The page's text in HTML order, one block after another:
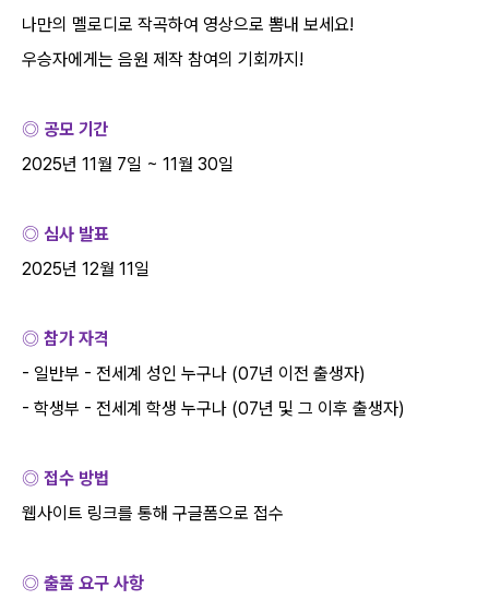
나만의 멜로디로 작곡하여 영상으로 뽐내 보세요!
우승자에게는 음원 제작 참여의 기회까지!
◎ 공모 기간
2025년 11월 7일 ~ 11월 30일
◎ 심사 발표
2025년 12월 11일
◎ 참가 자격
- 일반부 - 전세계 성인 누구나 (07년 이전 출생자)
- 학생부 - 전세계 학생 누구나 (07년 및 그 이후 출생자)
◎ 접수 방법
웹사이트 링크를 통해 구글폼으로 접수
◎ 출품 요구 사항